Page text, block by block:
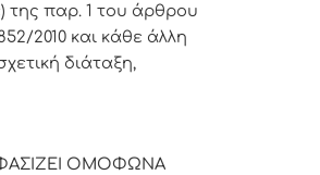
της παρ. 1 του άρθρου
2010 και κάθε άλλη
διάταξη,
ΟΜΟΦΩΝΑ